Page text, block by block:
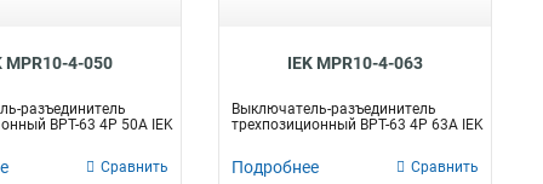
MPR10-4-050
разъединитель
ВРТ-63 4P 50А IEK
Сравнить
IEK MPR10-4-063
Выключатель-разъединитель
трехпозиционный ВРТ-63 4P 63А IEK
Подробнее Сравнить